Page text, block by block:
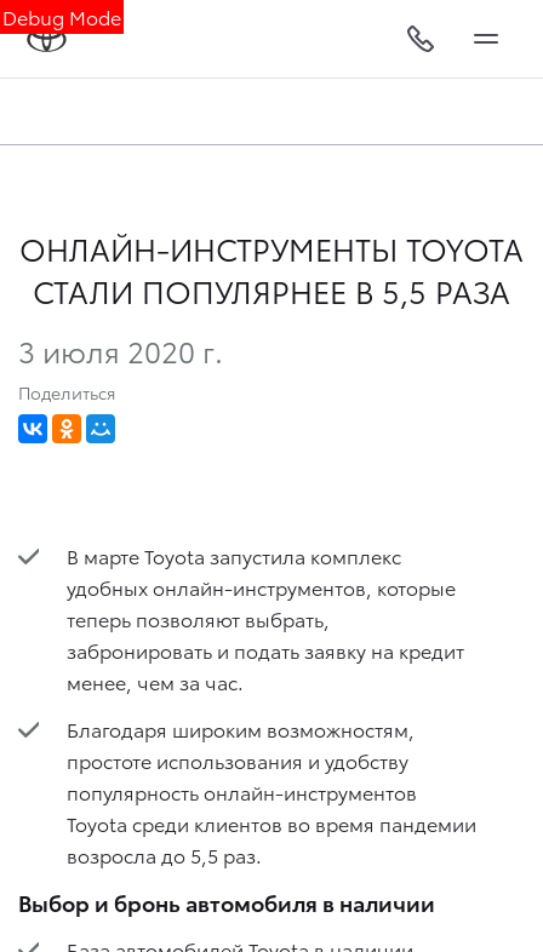
Debug Mode
ОНЛАЙН-ИНСТРУМЕНТЫ TOYOTA
СТАЛИ ПОПУЛЯРНЕЕ В 5,5 РАЗА
3 июля 2020 г.
Поделиться
В марте Toyota запустила комплекс
удобных онлайн-инструментов, которые
теперь позволяют выбрать,
забронировать и подать заявку на кредит
менее, чем за час.
Благодаря широким возможностям,
простоте использования и удобству
популярность онлайн-инструментов
Toyota среди клиентов во время пандемии
возросла до 5,5 раз.
Выбор и бронь автомобиля в наличии